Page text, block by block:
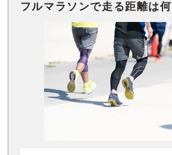
フルマラソンで走る距離は